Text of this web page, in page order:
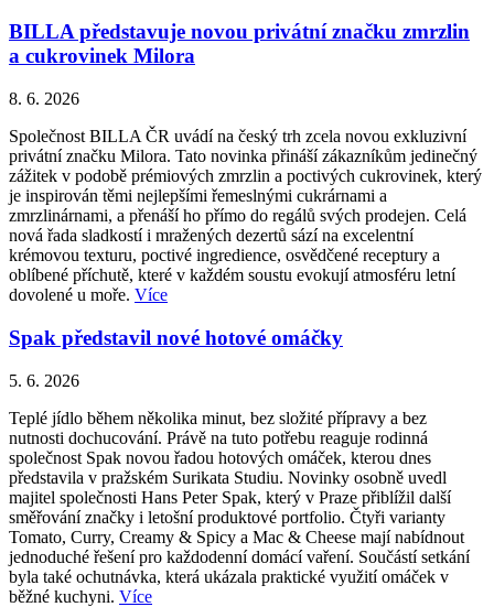
BILLA představuje novou privátní značku zmrzlin
a cukrovinek Milora
8. 6. 2026
Společnost BILLA ČR uvádí na český trh zcela novou exkluzivní
privátní značku Milora. Tato novinka přináší zákazníkům jedinečný
zážitek v podobě prémiových zmrzlin a poctivých cukrovinek, který
je inspirován těmi nejlepšími řemeslnými cukrárnami a
zmrzlinárnami, a přenáší ho přímo do regálů svých prodejen. Celá
nová řada sladkostí i mražených dezertů sází na excelentní
krémovou texturu, poctivé ingredience, osvědčené receptury a
oblíbené příchutě, které v každém soustu evokují atmosféru letní
dovolené u moře. Více
Spak představil nové hotové omáčky
5. 6. 2026
Teplé jídlo během několika minut, bez složité přípravy a bez
nutnosti dochucování. Právě na tuto potřebu reaguje rodinná
společnost Spak novou řadou hotových omáček, kterou dnes
představila v pražském Surikata Studiu. Novinky osobně uvedl
majitel společnosti Hans Peter Spak, který v Praze přiblížil další
směřování značky i letošní produktové portfolio. Čtyři varianty
Tomato, Curry, Creamy & Spicy a Mac & Cheese mají nabídnout
jednoduché řešení pro každodenní domácí vaření. Součástí setkání
byla také ochutnávka, která ukázala praktické využití omáček v
běžné kuchyni. Více